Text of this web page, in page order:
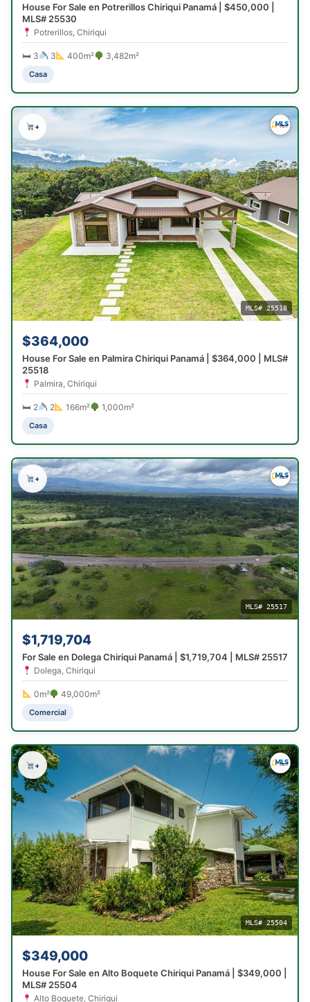
House For Sale en Potrerillos Chiriqui Panamá | $450,000 |
MLS# 25530
Potrerillos, Chiriqui
🛏 3 3 400m² 3,482m²
Casa
MLS# 25518
$364,000
House For Sale en Palmira Chiriqui Panamá | $364,000 | MLS#
25518
Palmira, Chiriqui
🛏 2 2 166m² 1,000m²
Casa
+
MLS# 25517
$1,719,704
For Sale en Dolega Chiriqui Panamá | $1,719,704 | MLS# 25517
Dolega, Chiriqui
0m² 49,000m²
Comercial
+
MLS# 25504
$349,000
House For Sale en Alto Boquete Chiriqui Panamá | $349,000 |
MLS# 25504
Alto Boquete, Chiriqui
+